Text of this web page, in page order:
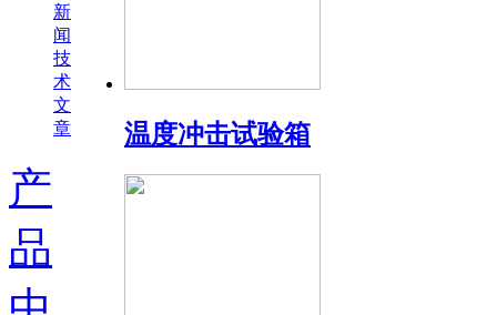
温度冲击试验箱
新
闻
技
术
文
章
产
品